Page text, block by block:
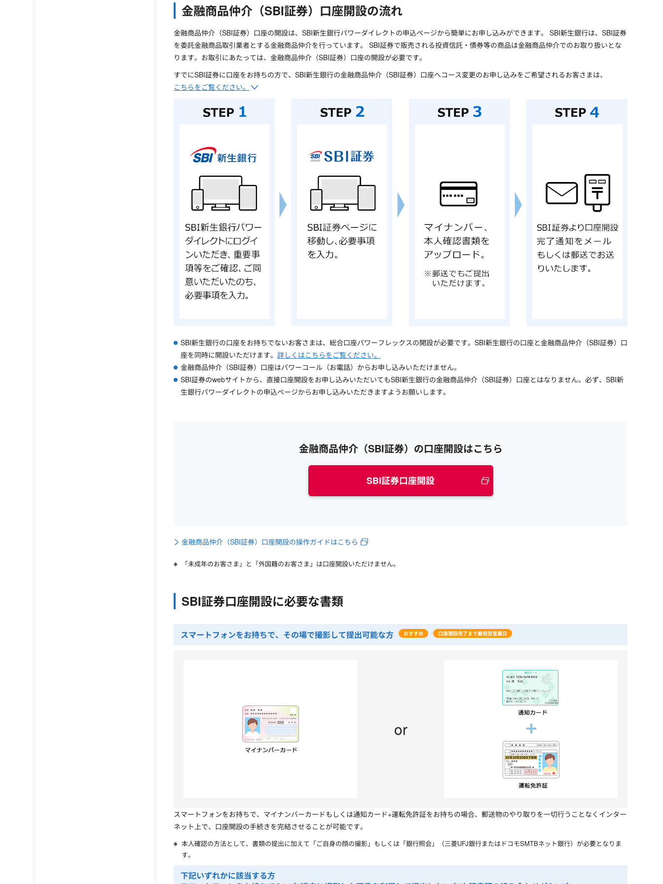
金融商品仲介（SBI証券）口座開設の流れ
金融商品仲介（SBI証券）口座の開設は、SBI新生銀行パワーダイレクトの申込ページから簡単にお申し込みができます。 SBI新生銀行は、SBI証券
を委託金融商品取引業者とする金融商品仲介を行っています。 SBI証券で販売される投資信託・債券等の商品は金融商品仲介でのお取り扱いとな
ります。お取引にあたっては、金融商品仲介（SBI証券）口座の開設が必要です。
すでにSBI証券に口座をお持ちの方で、SBI新生銀行の金融商品仲介（SBI証券）口座へコース変更のお申し込みをご希望されるお客さまは、
こちらをご覧ください。
SBI新生銀行の口座をお持ちでないお客さまは、総合口座パワーフレックスの開設が必要です。SBI新生銀行の口座と金融商品仲介（SBI証券）口
座を同時に開設いただけます。 詳しくはこちらをご覧ください。
金融商品仲介（SBI証券）口座はパワーコール（お電話）からお申し込みいただけません。
SBI証券のwebサイトから、直接口座開設をお申し込みいただいてもSBI新生銀行の金融商品仲介（SBI証券）口座とはなりません。必ず、SBI新
生銀行パワーダイレクトの申込ページからお申し込みいただきますようお願いします。
金融商品仲介（SBI証券）の口座開設はこちら
SBI証券口座開設
金融商品仲介（SBI証券）口座開設の操作ガイドはこちら
「未成年のお客さま」と「外国籍のお客さま」は口座開設いただけません。
SBI証券口座開設に必要な書類
スマートフォンをお持ちで、その場で撮影して提出可能な方 おすすめ 口座開設完了まで最短翌営業日
or
スマートフォンをお持ちで、マイナンバーカードもしくは通知カード+運転免許証をお持ちの場合、郵送物のやり取りを一切行うことなくインター
ネット上で、口座開設の手続きを完結させることが可能です。
本人確認の方法として、書類の提出に加えて「ご自身の顔の撮影」もしくは「銀行照会」（三菱UFJ銀行またはドコモSMTBネット銀行）が必要となりま
す。
下記いずれかに該当する方